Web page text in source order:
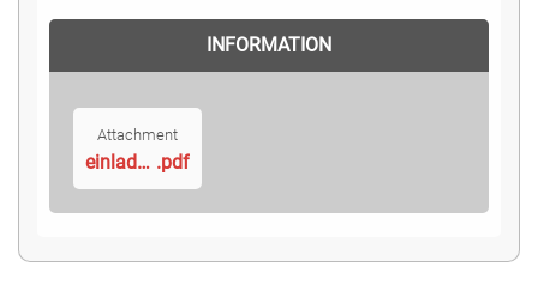
INFORMATION
Attachment
einladung-orientierungslauf-2024 .pdf